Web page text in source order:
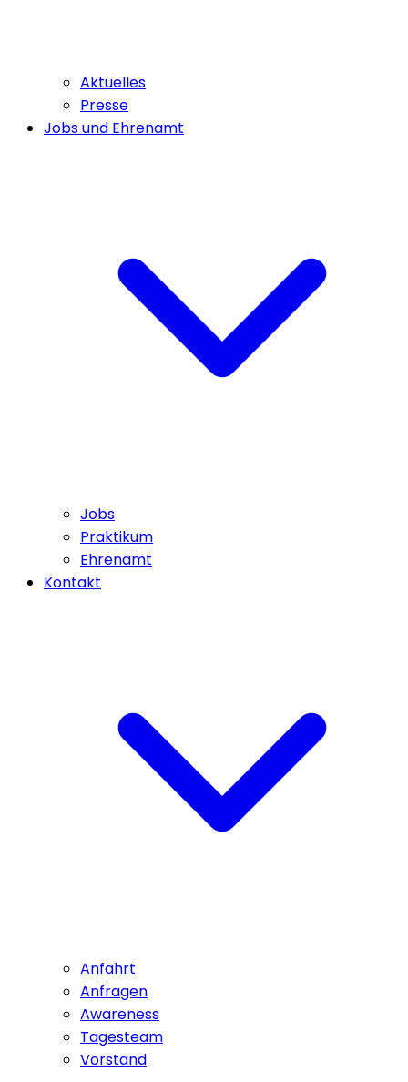
Aktuelles
Presse
Jobs und Ehrenamt
Jobs
Praktikum
Ehrenamt
Kontakt
Anfahrt
Anfragen
Awareness
Tagesteam
Vorstand